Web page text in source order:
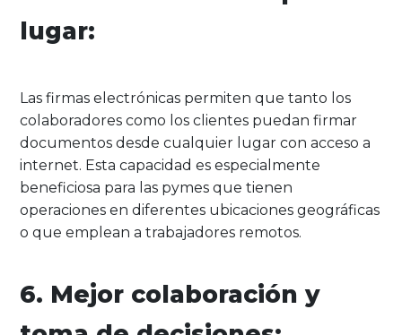
lugar:
Las firmas electrónicas permiten que tanto los
colaboradores como los clientes puedan firmar
documentos desde cualquier lugar con acceso a
internet. Esta capacidad es especialmente
beneficiosa para las pymes que tienen
operaciones en diferentes ubicaciones geográficas
o que emplean a trabajadores remotos.
6. Mejor colaboración y